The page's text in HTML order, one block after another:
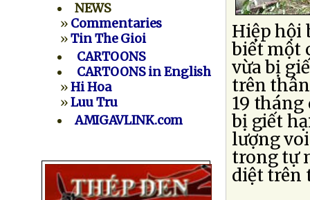
NEWS
» Commentaries
»Tin The Gioi
CARTOONS
CARTOONS in English
»Hi Hoa
»Luu Tru
AMIGAVLINK.com
Hiệp hội
biết một
vừa bị
trên
19 tháng
bị giết
lượng
trong tự
diệt trên